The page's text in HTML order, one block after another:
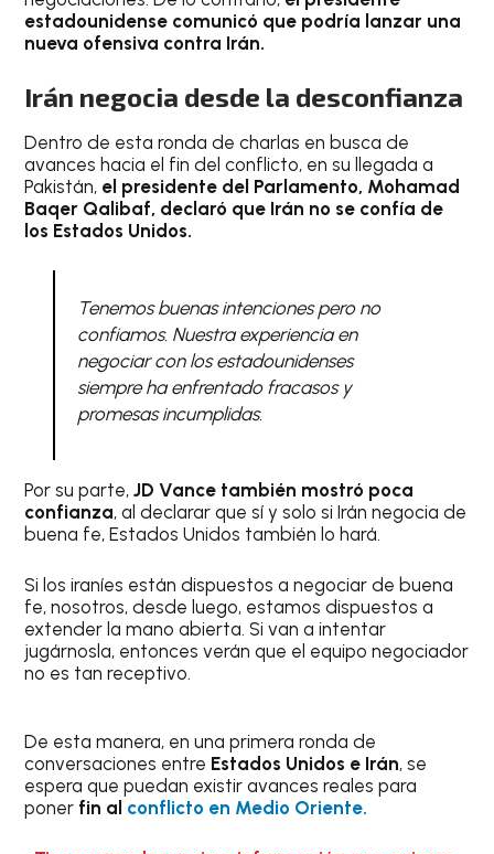
estadounidense comunicó que podría lanzar una
nueva ofensiva contra Irán.
Irán negocia desde la desconfianza
Dentro de esta ronda de charlas en busca de
avances hacia el fin del conflicto, en su llegada a
Pakistán, el presidente del Parlamento, Mohamad
Baqer Qalibaf, declaró que Irán no se confía de
los Estados Unidos.
Tenemos buenas intenciones pero no
confiamos. Nuestra experiencia en
negociar con los estadounidenses
siempre ha enfrentado fracasos y
promesas incumplidas.
Por su parte,JD Vance también mostró poca
confianza, al declarar que sí y solo si Irán negocia de
buena fe, Estados Unidos también lo hará.
Si los iraníes están dispuestos a negociar de buena
fe, nosotros, desde luego, estamos dispuestos a
extender la mano abierta. Si van a intentar
jugárnosla, entonces verán que el equipo negociador
no es tan receptivo.
De esta manera, en una primera ronda de
conversaciones entre Estados Unidos e Irán, se
espera que puedan existir avances reales para
poner fin al conflicto en Medio Oriente.